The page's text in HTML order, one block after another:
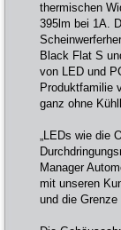
thermischen
395lm bei 1A.
Black Flat S
von LED und
Produktfamilie
ganz ohne
„LEDs wie die
Manager
mit unseren
und die